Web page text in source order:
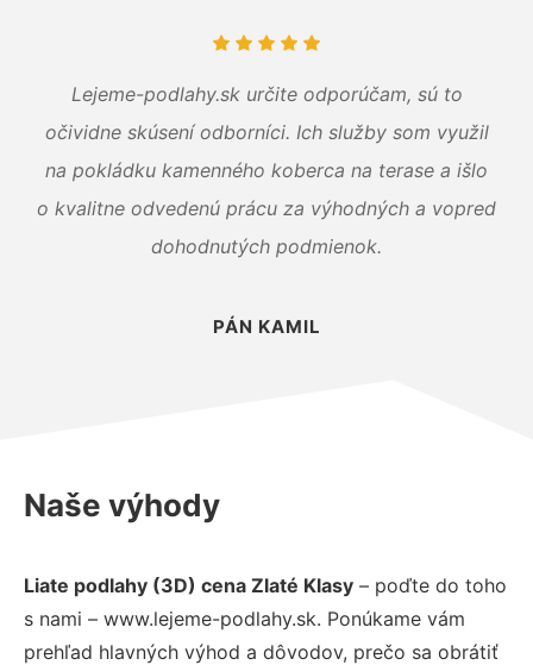
Lejeme-podlahy.sk určite odporúčam, sú to
očividne skúsení odborníci. Ich služby som využil
na pokládku kamenného koberca na terase a išlo
o kvalitne odvedenú prácu za výhodných a vopred
dohodnutých podmienok.
PÁN KAMIL
Naše výhody
Liate podlahy (3D) cena Zlaté Klasy – poďte do toho
s nami – www.lejeme-podlahy.sk. Ponúkame vám
prehľad hlavných výhod a dôvodov, prečo sa obrátiť